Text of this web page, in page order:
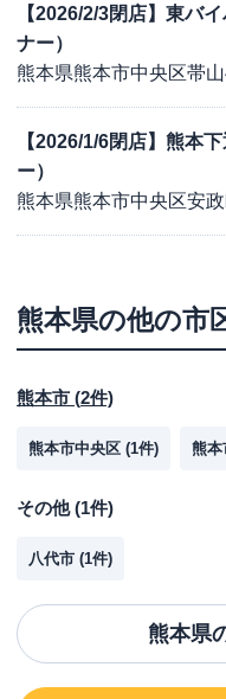
【2026/2/3閉店】東バ
ナー）
熊本県熊本市中央区帯
【2026/1/6閉店】熊本
ー）
熊本県熊本市中央区安
熊本県の他の市
熊本市 (2件)
熊本市中央区 (1件) 熊本
その他(1件)
八代市 (1件)
熊本県